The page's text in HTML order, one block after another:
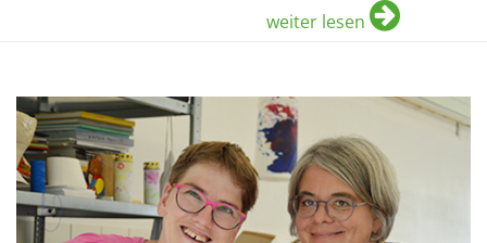
weiter lesen